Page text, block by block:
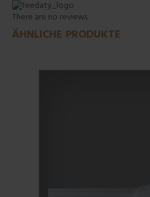
There are no reviews
ÄHNLICHE PRODUKTE